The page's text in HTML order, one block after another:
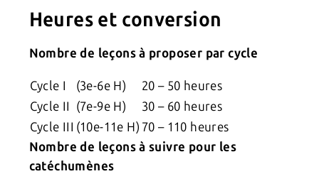
Heures et conversion
Nombre de leçons à proposer par cycle
Cycle I (3e-6e H)
20 – 50 heures
Cycle II (7e-9e H)
30 – 60 heures
Cycle III (10e-11e H) 70 – 110 heures
Nombre de leçons à suivre pour les
catéchumènes